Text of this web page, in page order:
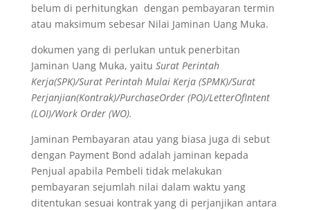
belum di perhitungkan dengan pembayaran termin
atau maksimum sebesar Nilai Jaminan Uang Muka.
dokumen yang di perlukan untuk penerbitan
Jaminan Uang Muka, yaitu Surat Perintah
Kerja(SPK)/Surat Perintah Mulai Kerja (SPMK)/Surat
Perjanjian(Kontrak)/PurchaseOrder (PO)/LetterOfIntent
(LOI)/Work Order (WO).
Jaminan Pembayaran atau yang biasa juga di sebut
dengan Payment Bond adalah jaminan kepada
Penjual apabila Pembeli tidak melakukan
pembayaran sejumlah nilai dalam waktu yang
ditentukan sesuai kontrak yang di perjanjikan antara